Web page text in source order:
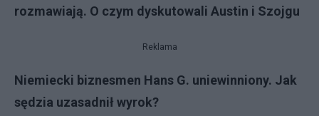
rozmawiają. O czym dyskutowali Austin i Szojgu
Reklama
Niemiecki biznesmen Hans G. uniewinniony. Jak
sędzia uzasadnił wyrok?